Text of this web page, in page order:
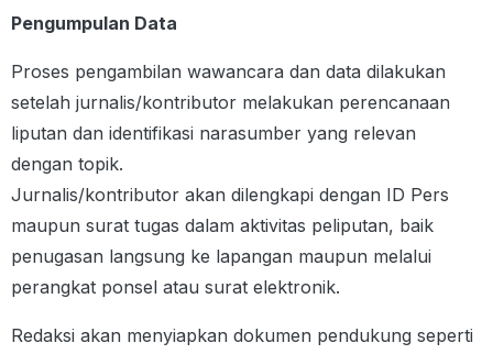
Pengumpulan Data
Proses pengambilan wawancara dan data dilakukan
setelah jurnalis/kontributor melakukan perencanaan
liputan dan identifikasi narasumber yang relevan
dengan topik.
Jurnalis/kontributor akan dilengkapi dengan ID Pers
maupun surat tugas dalam aktivitas peliputan, baik
penugasan langsung ke lapangan maupun melalui
perangkat ponsel atau surat elektronik.
Redaksi akan menyiapkan dokumen pendukung seperti